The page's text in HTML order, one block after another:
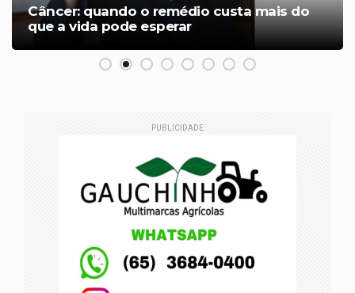
Câncer: quando o remédio custa mais do
que a vida pode esperar
PUBLICIDADE